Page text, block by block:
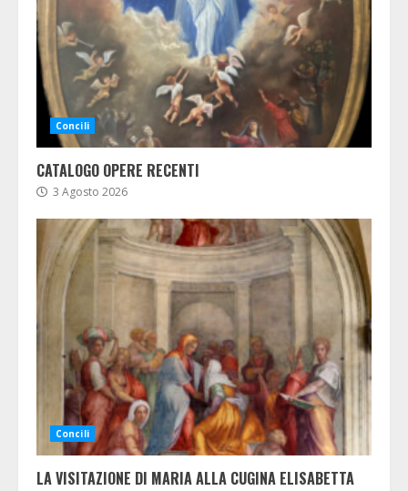
Concili
CATALOGO OPERE RECENTI
3 Agosto 2026
Concili
LA VISITAZIONE DI MARIA ALLA CUGINA ELISABETTA